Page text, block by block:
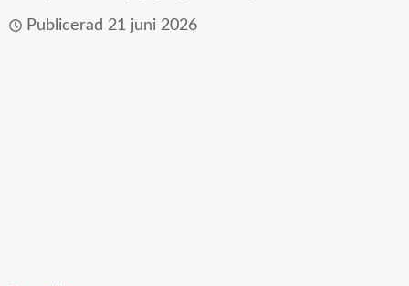
Publicerad 21 juni 2026